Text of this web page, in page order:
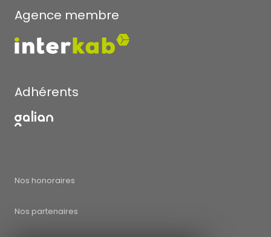
Agence membre
Adhérents
Nos honoraires
Nos partenaires